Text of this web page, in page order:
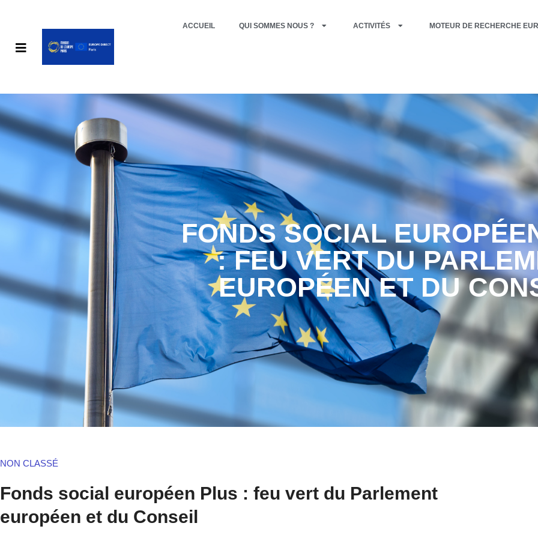
ACCUEIL QUI SOMMES NOUS ? ACTIVITÉS MOTEUR DE RECHERCHE
FONDS SOCIAL
: FEU VERT DU
EUROPÉEN ET DU
NON CLASSÉ
Fonds social européen Plus : feu vert du Parlement
européen et du Conseil